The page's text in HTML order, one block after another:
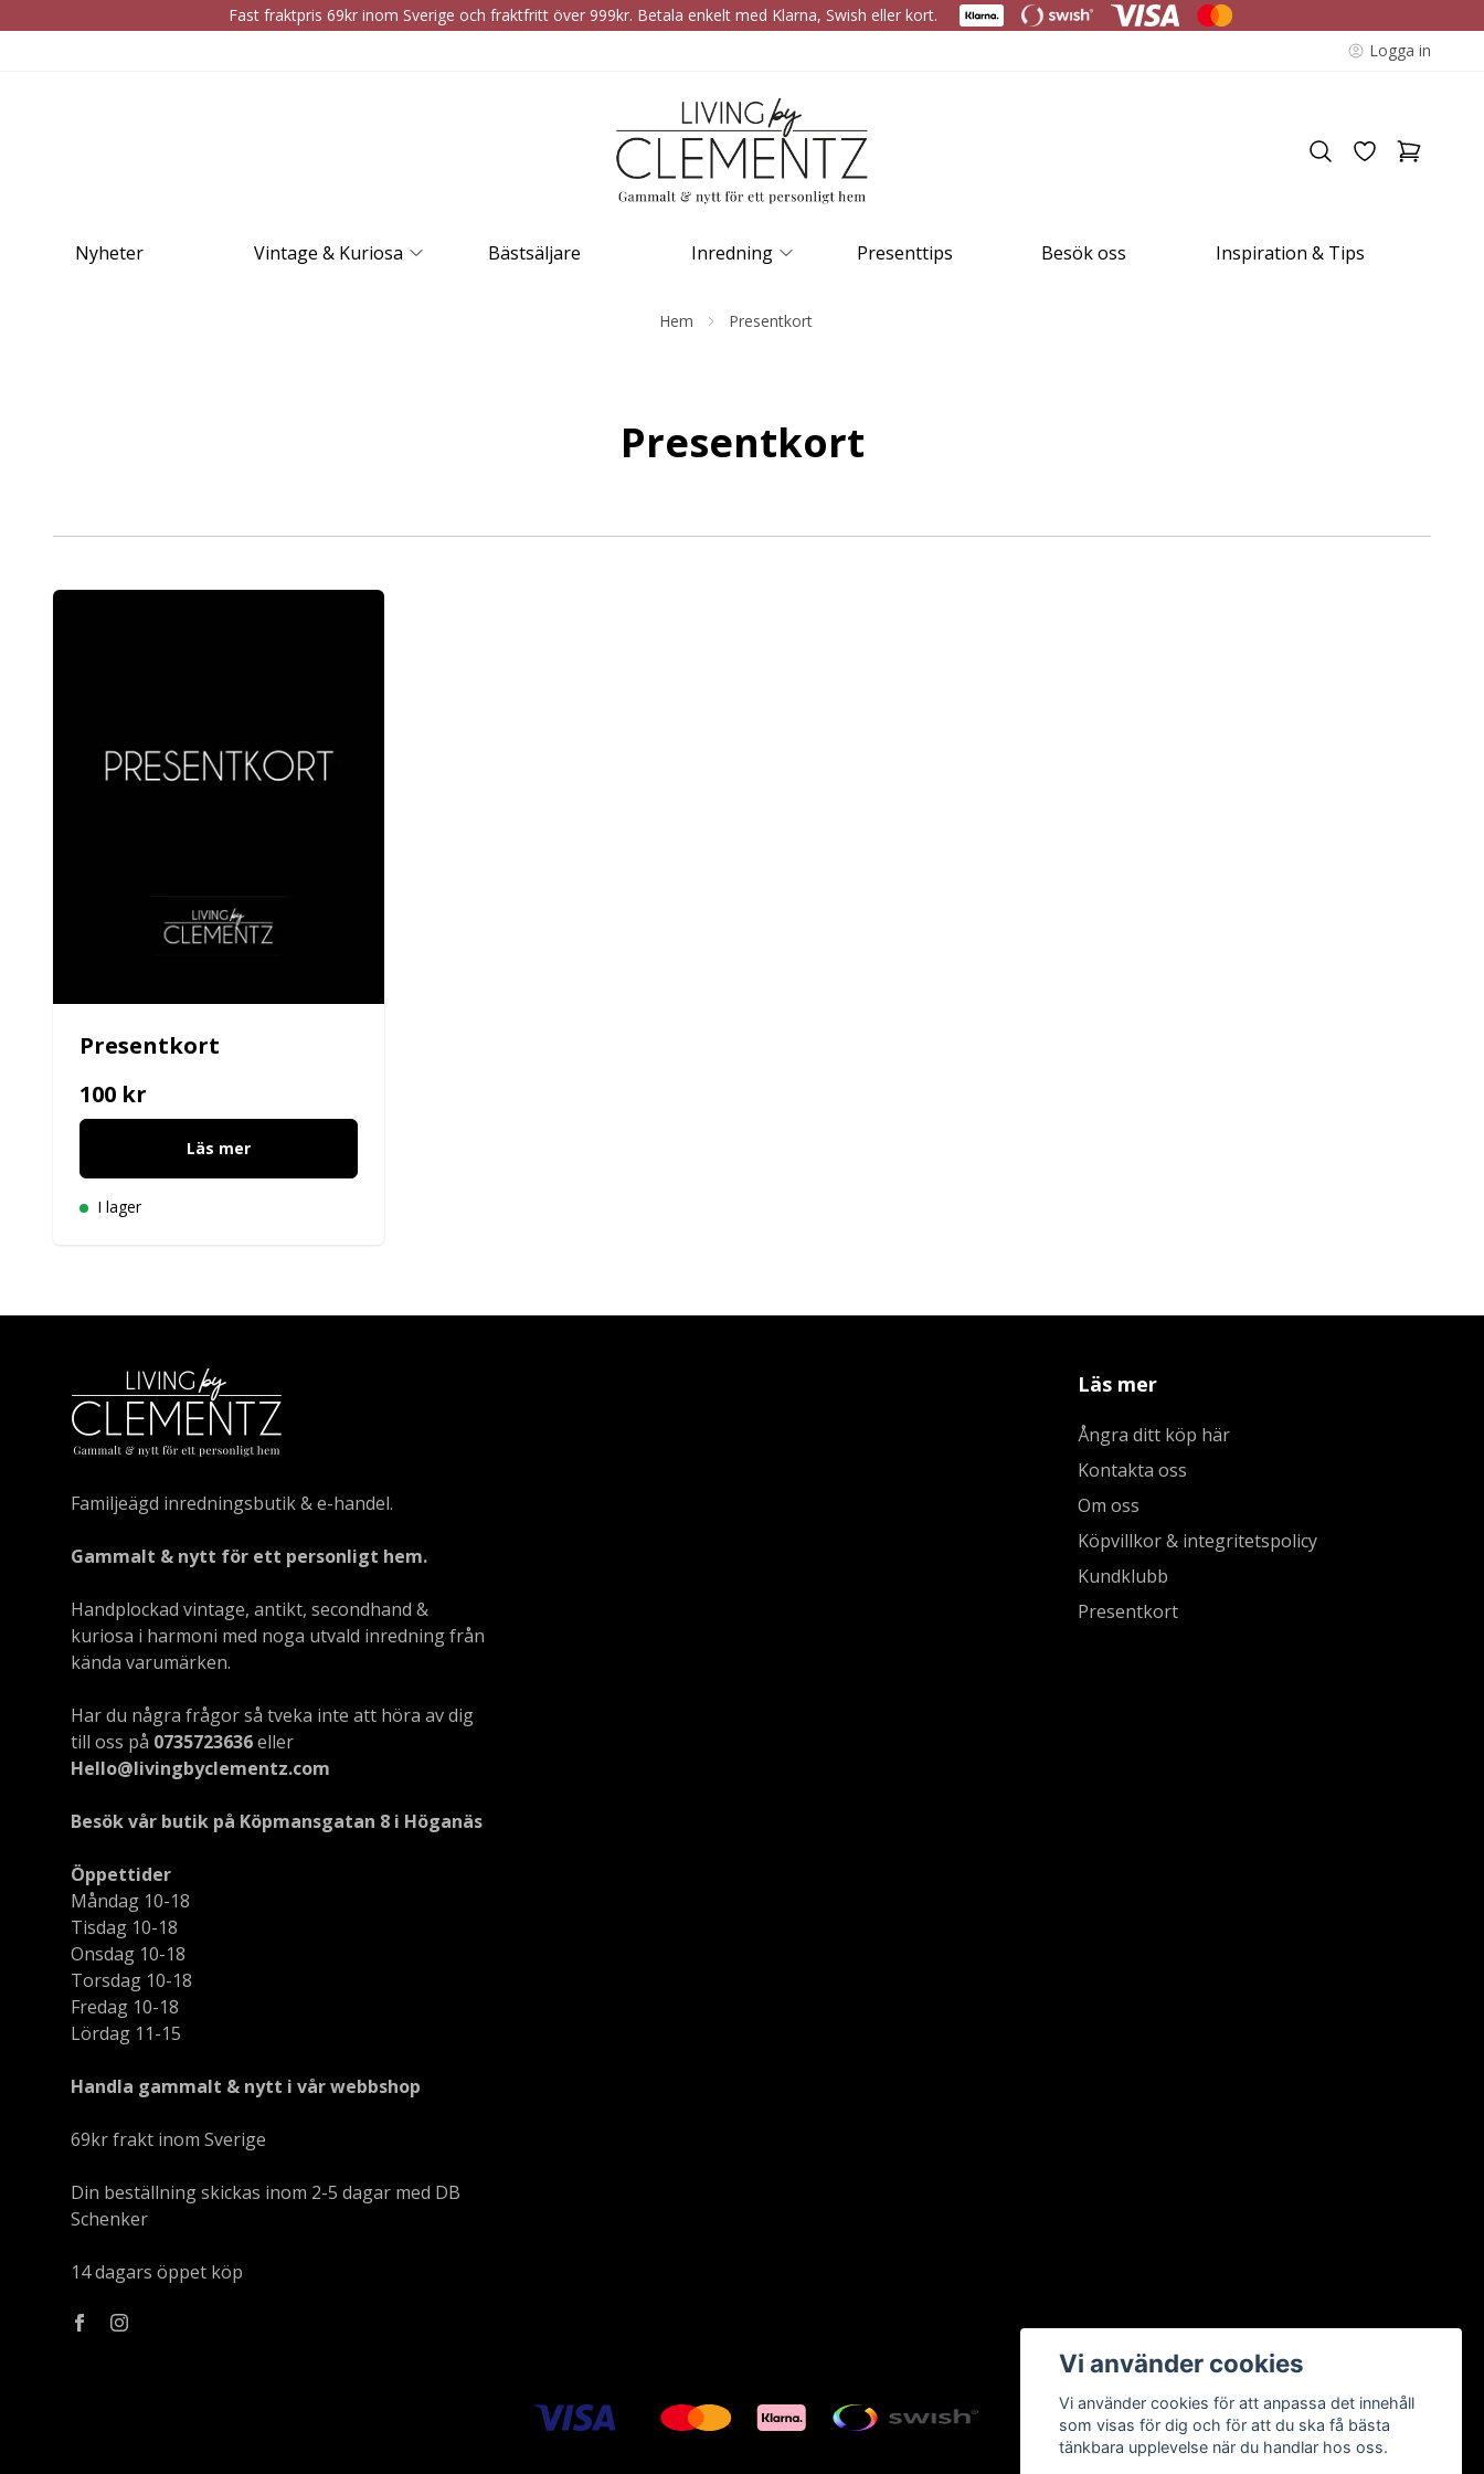
Fast fraktpris 69kr inom Sverige och fraktfritt över 999kr. Betala enkelt med Klarna, Swish eller kort.
Logga in
Nyheter Vintage & Kuriosa Bästsäljare Inredning Presenttips Besök oss Inspiration & Tips
Hem Presentkort
Presentkort
Presentkort
100 kr
Läs mer
I lager
Familjeägd inredningsbutik & e-handel.
Gammalt & nytt för ett personligt hem.
Handplockad vintage, antikt, secondhand &
kuriosa i harmoni med noga utvald inredning från
kända varumärken.
Har du några frågor så tveka inte att höra av dig
till oss på 0735723636eller
Hello@livingbyclementz.com
Besök vår butik på Köpmansgatan 8 i Höganäs
Öppettider
Måndag 10-18
Tisdag 10-18
Onsdag 10-18
Torsdag 10-18
Fredag 10-18
Lördag 11-15
Handla gammalt & nytt i vår webbshop
69kr frakt inom Sverige
Din beställning skickas inom 2-5 dagar med DB
Schenker
14 dagars öppet köp
Läs mer
Ångra ditt köp här
Kontakta oss
Om oss
Köpvillkor & integritetspolicy
Kundklubb
Presentkort
Vi använder cookies
Vi använder cookies för att anpassa det innehåll
som visas för dig och för att du ska få bästa
tänkbara upplevelse när du handlar hos oss.